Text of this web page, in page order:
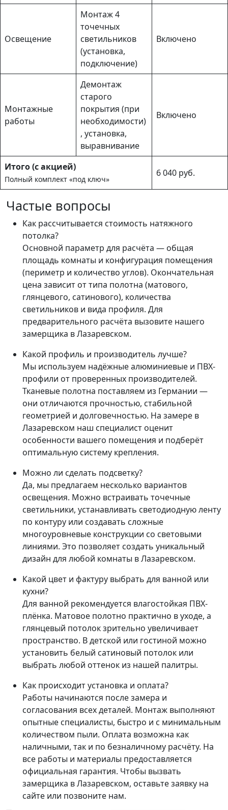
Освещение
Монтаж 4
точечных
светильников
(установка,
подключение)
Включено
Монтажные
работы
Демонтаж
старого
покрытия (при
необходимости)
, установка,
выравнивание
Включено
Итого (с акцией)
Полный комплект «под ключ»
6 040 руб.
Частые вопросы
Как рассчитывается стоимость натяжного
потолка?
Основной параметр для расчёта — общая
площадь комнаты и конфигурация помещения
(периметр и количество углов). Окончательная
цена зависит от типа полотна (матового,
глянцевого, сатинового), количества
светильников и вида профиля. Для
предварительного расчёта вызовите нашего
замерщика в Лазаревском.
Какой профиль и производитель лучше?
Мы используем надёжные алюминиевые и ПВХ-
профили от проверенных производителей.
Тканевые полотна поставляем из Германии —
они отличаются прочностью, стабильной
геометрией и долговечностью. На замере в
Лазаревском наш специалист оценит
особенности вашего помещения и подберёт
оптимальную систему крепления.
Можно ли сделать подсветку?
Да, мы предлагаем несколько вариантов
освещения. Можно встраивать точечные
светильники, устанавливать светодиодную ленту
по контуру или создавать сложные
многоуровневые конструкции со световыми
линиями. Это позволяет создать уникальный
дизайн для любой комнаты в Лазаревском.
Какой цвет и фактуру выбрать для ванной или
кухни?
Для ванной рекомендуется влагостойкая ПВХ-
плёнка. Матовое полотно практично в уходе, а
глянцевый потолок зрительно увеличивает
пространство. В детской или гостиной можно
установить белый сатиновый потолок или
выбрать любой оттенок из нашей палитры.
Как происходит установка и оплата?
Работы начинаются после замера и
согласования всех деталей. Монтаж выполняют
опытные специалисты, быстро и с минимальным
количеством пыли. Оплата возможна как
наличными, так и по безналичному расчёту. На
все работы и материалы предоставляется
официальная гарантия. Чтобы вызвать
замерщика в Лазаревском, оставьте заявку на
сайте или позвоните нам.